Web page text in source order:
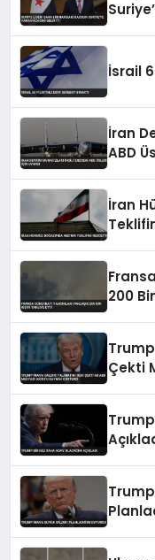
İsrail
İran
ABD
İran
200
Trump
Çekti
Trump